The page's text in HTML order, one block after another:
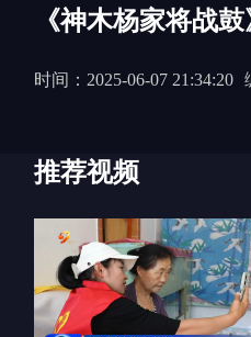
《神木杨家将战
时间：2025-06-07 21:34:20
推荐视频